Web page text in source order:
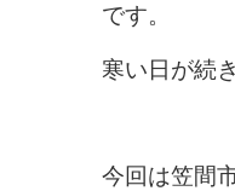
です。
寒い日が続
今回は笠間